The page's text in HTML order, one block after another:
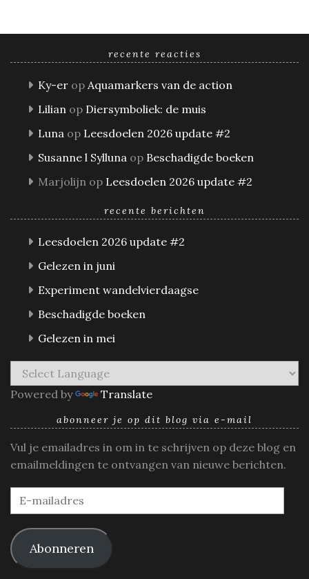
recente reacties
Ky-er op Aquamarkers van de action
Lilian op Diersymboliek: de muis
Luna op Leesdoelen 2026 update #2
Susanne l Sylluna op Beschadigde boeken
Marjolijn op Leesdoelen 2026 update #2
recente berichten
Leesdoelen 2026 update #2
Gelezen in juni
Experiment wandelvierdaagse
Beschadigde boeken
Gelezen in mei
Powered by Translate
abonneer je op dit blog via e-mail
Vul je emailadres in om in te schrijven op deze blog en
emailmeldingen te ontvangen van nieuwe berichten.
E-
mailadres
Abonneren